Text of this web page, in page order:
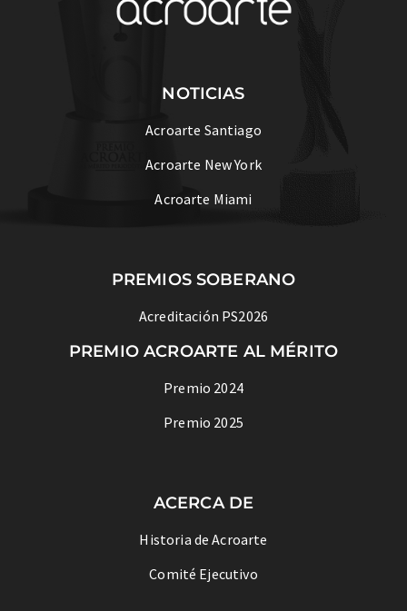
NOTICIAS
Acroarte Santiago
Acroarte New York
Acroarte Miami
PREMIOS SOBERANO
Acreditación PS2026
PREMIO ACROARTE AL MÉRITO
Premio 2024
Premio 2025
ACERCA DE
Historia de Acroarte
Comité Ejecutivo